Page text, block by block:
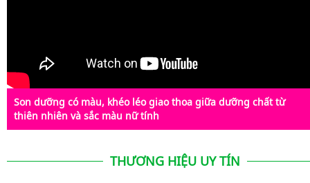
Son dưỡng có màu, khéo léo giao thoa giữa dưỡng chất từ
thiên nhiên và sắc màu nữ tính
THƯƠNG HIỆU UY TÍN